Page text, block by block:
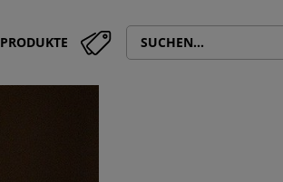
PRODUKTE